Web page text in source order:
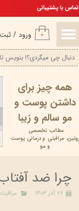
ورود /
حساب کاربری من
تغییر گذر واژه
سفارشات
خروج از حساب کاربری
۰
تماس با پشتیبانی
محصولات مراقبت پوستی بیومیمتیک
همه چیز برای
داشتن پوست و
مو سالم و زیبا
روتین،مراقبتی ودرمانی پوست
و مو
چرا ضد
۲۸ آذر ۱۴۰۳